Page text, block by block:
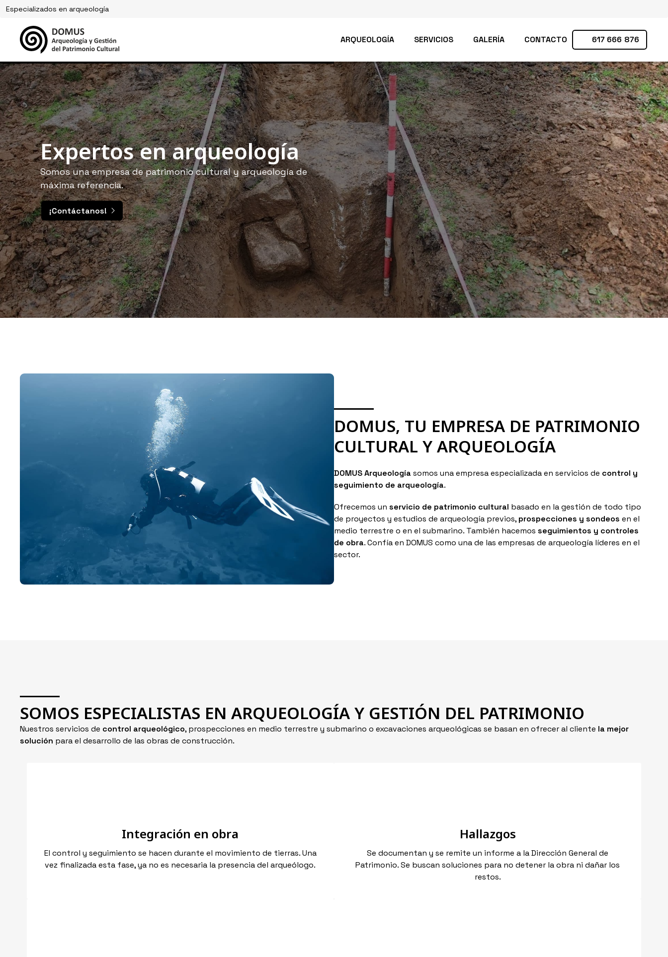
Especializados en arqueología
ARQUEOLOGÍA SERVICIOS GALERÍA CONTACTO 617 666 876
Expertos en arqueología
Somos una empresa de patrimonio cultural y arqueología de
máxima referencia.
¡Contáctanos!
Arqueología y gestión del
patrimonio cultural
Somos especialistas en prospecciones arqueológicas y la
realización de sondeos y excavaciones.
Saber más
DOMUS, TU EMPRESA DE PATRIMONIO
CULTURAL Y ARQUEOLOGÍA
DOMUS Arqueología somos una empresa especializada en servicios de control y
seguimiento de arqueología.
Ofrecemos un servicio de patrimonio cultural basado en la gestión de todo tipo
de proyectos y estudios de arqueología previos, prospecciones y sondeos en el
medio terrestre o en el submarino. También hacemos seguimientos y controles
de obra. Confía en DOMUS como una de las empresas de arqueología líderes en el
sector.
SOMOS ESPECIALISTAS EN ARQUEOLOGÍA Y GESTIÓN DEL PATRIMONIO
Nuestros servicios de control arqueológico, prospecciones en medio terrestre y submarino o excavaciones arqueológicas se basan en ofrecer al cliente la mejor
solución para el desarrollo de las obras de construcción.
Integración en obra
El control y seguimiento se hacen durante el movimiento de tierras. Una
vez finalizada esta fase, ya no es necesaria la presencia del arqueólogo.
Hallazgos
Se documentan y se remite un informe a la Dirección General de
Patrimonio. Se buscan soluciones para no detener la obra ni dañar los
restos.